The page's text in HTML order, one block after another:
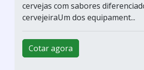
cervejas com sabores
cervejeiraUm dos equipament...
Cotar agora